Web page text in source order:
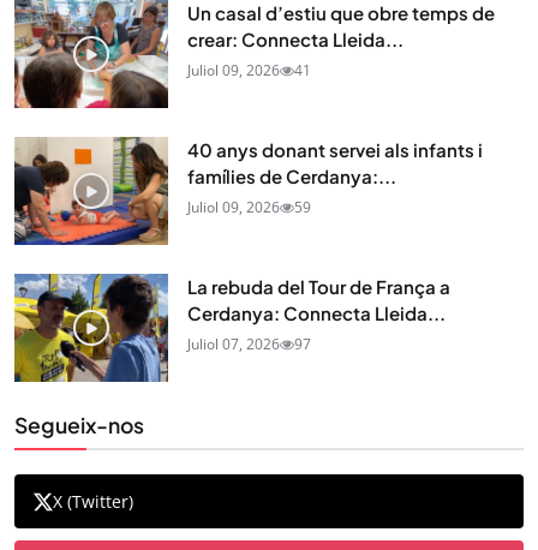
Un casal d’estiu que obre temps de
crear: Connecta Lleida...
Juliol 09, 2026 41
40 anys donant servei als infants i
famílies de Cerdanya:...
Juliol 09, 2026 59
La rebuda del Tour de França a
Cerdanya: Connecta Lleida...
Juliol 07, 2026 97
Segueix-nos
X (Twitter)